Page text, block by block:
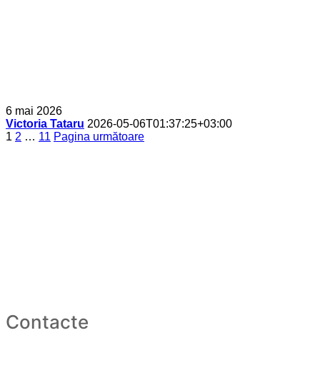
6 mai 2026
Victoria Tataru 2026-05-06T01:37:25+03:00
Paginație
1 2 … 11 Pagina următoare
Contacte